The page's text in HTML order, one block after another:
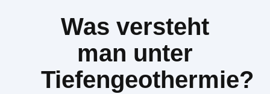
Was versteht
man unter
Tiefengeothermie?